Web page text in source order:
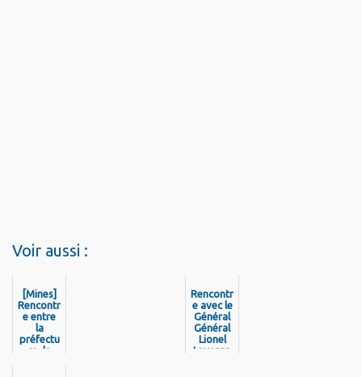
Voir aussi :
[Mines]
Rencontr
e entre
la
préfectu
re, la
Rencontr
e avec le
Général
Général
Lionel
Lavergn